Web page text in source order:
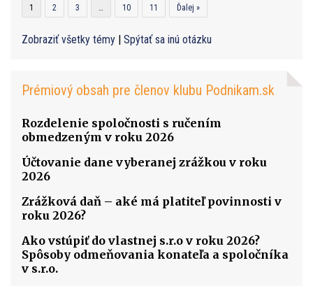
1 2 3 … 10 11 Ďalej »
Zobraziť všetky témy | Spýtať sa inú otázku
Prémiový obsah pre členov klubu Podnikam.sk
Rozdelenie spoločnosti s ručením
obmedzeným v roku 2026
Účtovanie dane vyberanej zrážkou v roku
2026
Zrážková daň – aké má platiteľ povinnosti v
roku 2026?
Ako vstúpiť do vlastnej s.r.o v roku 2026?
Spôsoby odmeňovania konateľa a spoločníka
v s.r.o.